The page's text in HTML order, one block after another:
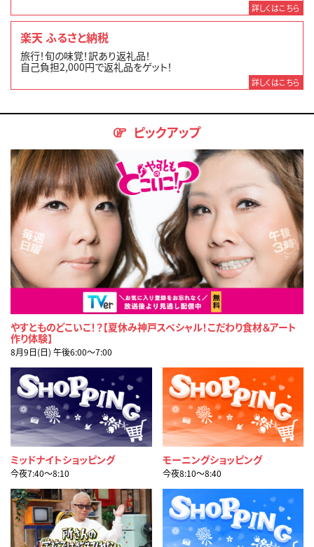
詳しくはこちら
楽天 ふるさと納税
旅行！旬の味覚！訳あり返礼品！
自己負担2,000円で返礼品をゲット！
詳しくはこちら
ピックアップ
やすとものどこいこ！？【夏休み神戸スペシャル！こだわり食材＆アート
作り体験】
8月9日(日) 午後6:00〜7:00
ミッドナイトショッピング
今夜7:40〜8:10
モーニングショッピング
今夜8:10〜8:40